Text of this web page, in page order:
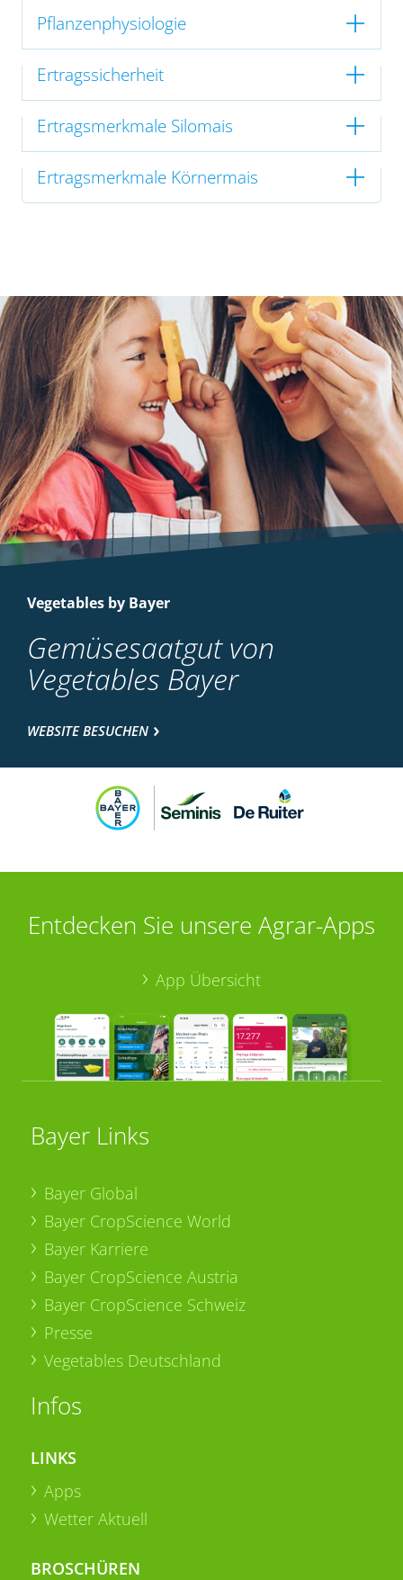
Pflanzenphysiologie
Ertragssicherheit
Ertragsmerkmale Silomais
Ertragsmerkmale Körnermais
Vegetables by Bayer
Gemüsesaatgut von
Vegetables Bayer
WEBSITE BESUCHEN
Entdecken Sie unsere Agrar-Apps
App Übersicht
Bayer Links
Bayer Global
Bayer CropScience World
Bayer Karriere
Bayer CropScience Austria
Bayer CropScience Schweiz
Presse
Vegetables Deutschland
Infos
LINKS
Apps
Wetter Aktuell
BROSCHÜREN